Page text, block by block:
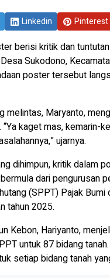
Linkedin Pinterest
berisi kritik dan
Sukodono,
poster tersebut
melintas, Maryanto,
kaget mas, kemarin-
ujarnya.
dihimpun, kritik dalam
dari pengurusan
(SPPT) Pajak
tahun 2025.
Kebon, Hariyanto,
untuk 87 bidang
setiap bidang tanah